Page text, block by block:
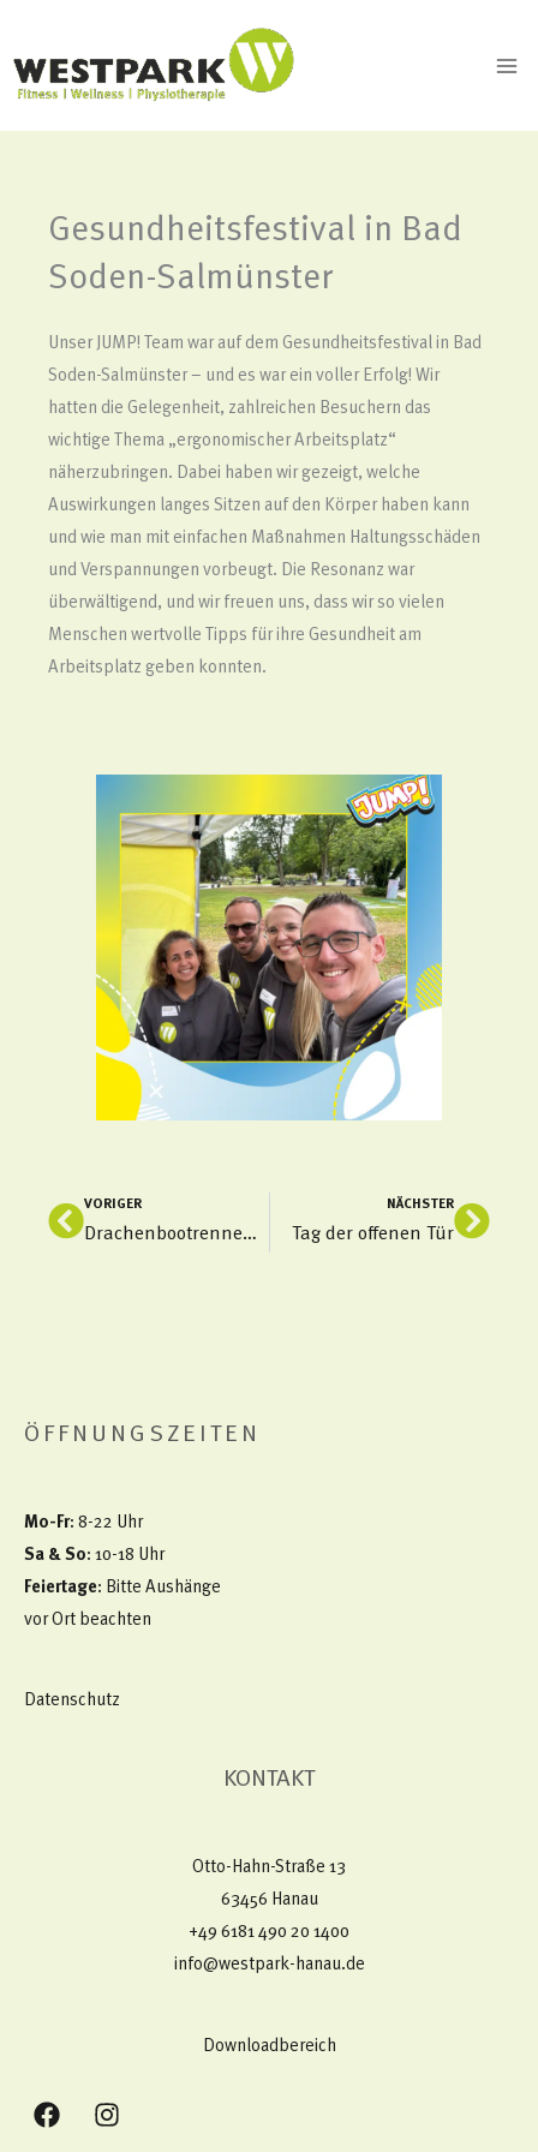
springen
Gesundheitsfestival in Bad
Soden-Salmünster
Unser JUMP! Team war auf dem Gesundheitsfestival in Bad
Soden-Salmünster – und es war ein voller Erfolg! Wir
hatten die Gelegenheit, zahlreichen Besuchern das
wichtige Thema „ergonomischer Arbeitsplatz“
näherzubringen. Dabei haben wir gezeigt, welche
Auswirkungen langes Sitzen auf den Körper haben kann
und wie man mit einfachen Maßnahmen Haltungsschäden
und Verspannungen vorbeugt. Die Resonanz war
überwältigend, und wir freuen uns, dass wir so vielen
Menschen wertvolle Tipps für ihre Gesundheit am
Arbeitsplatz geben konnten.
Zurück
VORIGER
Drachenbootrennen in Hanau
NÄCHSTER
Tag der offenen Tür
ÖFFNUNGSZEITEN
Mo-Fr: 8-22 Uhr
Sa & So: 10-18 Uhr
Feiertage: Bitte Aushänge
vor Ort beachten
Datenschutz
KONTAKT
Otto-Hahn-Straße 13
63456 Hanau
+49 6181 490 20 1400​
info@westpark-hanau.de
Downloadbereich